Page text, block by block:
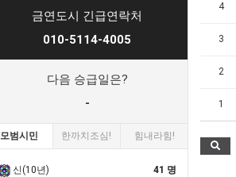
금연도시 긴급연락처
010-5114-4005
다음 승급일은?
-
모범시민 한까치조심! 힘내라힘!
신(10년) 41 명
4
3
2
1